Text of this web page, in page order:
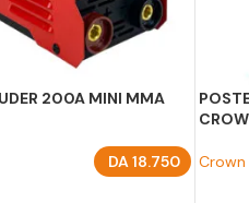
200A MINI MMA
DA18.750 Crown